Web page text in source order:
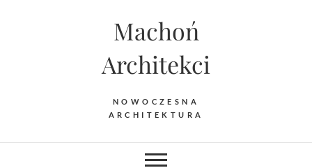
Machoń
Architekci
NOWOCZESNA
ARCHITEKTURA